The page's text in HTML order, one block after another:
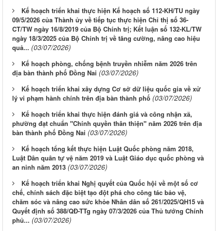
Kế hoạch triển khai thực hiện Kế hoạch số 112-KH/TU ngày
09/5/2026 của Thành ủy về tiếp tục thực hiện Chỉ thị số 36-
CT/TW ngày 16/8/2019 của Bộ Chính trị; Kết luận số 132-KL/TW
ngày 18/3/2025 của Bộ Chính trị về tăng cường, nâng cao hiệu
quả... (03/07/2026)
Kế hoạch phòng, chống bệnh truyền nhiễm năm 2026 trên
địa bàn thành phố Đồng Nai (03/07/2026)
Kế hoạch triển khai xây dựng Cơ sở dữ liệu quốc gia về xử
lý vi phạm hành chính trên địa bàn thành phố (03/07/2026)
Kế hoạch triển khai thực hiện đánh giá và công nhận xã,
phường đạt chuẩn "Chính quyền thân thiện" năm 2026 trên địa
bàn thành phố Đồng Nai (03/07/2026)
Kế hoạch tổng kết thực hiện Luật Quốc phòng năm 2018,
Luật Dân quân tự vệ năm 2019 và Luật Giáo dục quốc phòng và
an ninh năm 2013 (03/07/2026)
Kế hoạch triển khai Nghị quyết của Quốc hội về một số cơ
chế, chính sách đặc biệt tạo đột phá cho công tác bảo vệ,
chăm sóc và nâng cao sức khỏe Nhân dân số 261/2025/QH15 và
Quyết định số 388/QĐ-TTg ngày 07/3/2026 của Thủ tướng Chính
phủ... (03/07/2026)